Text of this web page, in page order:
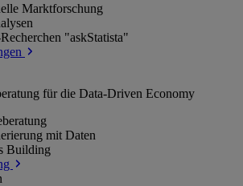
Marktforschung
"askStatista"
für die Data-Driven Economy
mit Daten
Building